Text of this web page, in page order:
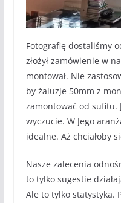
Fotografię dostaliśmy
złożył zamówienie w
montował. Nie
by żaluzje 50mm z
zamontować od sufitu.
wyczucie. W Jego
idealne. Aż chciałoby
Nasze zalecenia
to tylko sugestie
Ale to tylko statystyka.